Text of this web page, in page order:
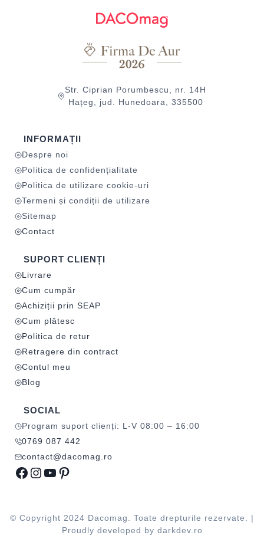
Str. Ciprian Porumbescu, nr. 14H
Hațeg, jud. Hunedoara, 335500
INFORMAȚII
Despre noi
Politica de confidențialitate
Politica de utilizare cookie-uri
Termeni și condiții de utilizare
Sitemap
Contact
SUPORT CLIENȚI
Livrare
Cum cumpăr
Achiziții prin SEAP
Cum plătesc
Politica de retur
Retragere din contract
Contul meu
Blog
SOCIAL
Program suport clienți: L-V 08:00 – 16:00
0769 087 442
contact@dacomag.ro
Facebook
Instagram
YouTube
Pinterest
© Copyright 2024 Dacomag. Toate drepturile rezervate. |
Proudly developed by darkdev.ro